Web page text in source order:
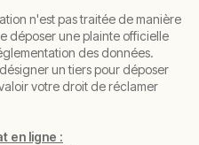
n'est pas traitée de manière
déposer une plainte officielle
des données.
un tiers pour déposer
votre droit de réclamer
en ligne :